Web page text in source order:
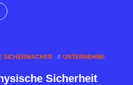
SICHERMACHER
UNTERNEHME
Sicherheit